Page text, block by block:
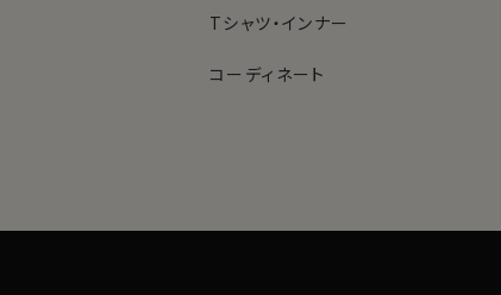
Tシャツ・インナー
コーディネート